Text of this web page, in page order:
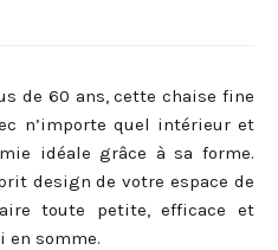
de 60 ans, cette chaise fine
n’importe quel intérieur et
idéale grâce à sa forme.
design de votre espace de
toute petite, efficace et
en somme.